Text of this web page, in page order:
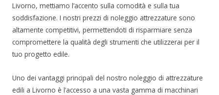
Livorno, mettiamo l’accento sulla comodità e sulla tua
soddisfazione. I nostri prezzi di noleggio attrezzature sono
altamente competitivi, permettendoti di risparmiare senza
compromettere la qualità degli strumenti che utilizzerai per il
tuo progetto edile.
Uno dei vantaggi principali del nostro noleggio di attrezzature
edili a Livorno è l’accesso a una vasta gamma di macchinari